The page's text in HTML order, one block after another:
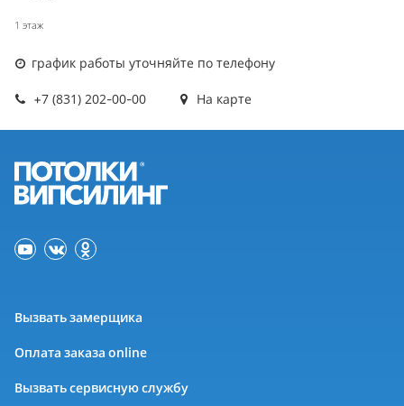
1 этаж
график работы уточняйте по телефону
+7 (831) 202-00-00 На карте
Вызвать замерщика
Оплата заказа online
Вызвать сервисную службу